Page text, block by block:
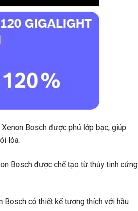
Bosch được phủ lớp bạc, giúp
lóa.
Bosch được chế tạo từ thủy tinh cứng
Bosch có thiết kế tương thích với hầu